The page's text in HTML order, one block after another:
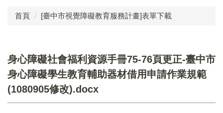
定向行動
職能治療
首頁 [臺中市視覺障礙教育服務計畫]表單下載
身心障礙社會福利資源手冊75-76頁更正-臺中市
身心障礙學生教育輔助器材借用申請作業規範
(1080905修改).docx